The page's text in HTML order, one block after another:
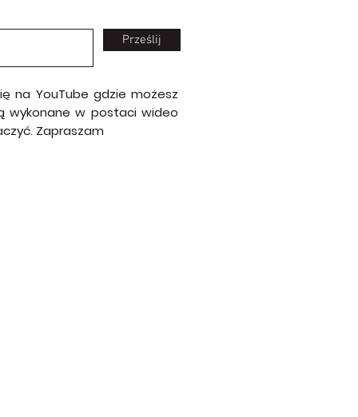
Prześlij
na YouTube gdzie możesz
wykonane w postaci wideo
Zapraszam